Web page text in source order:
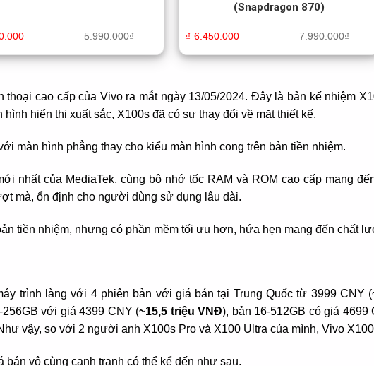
5.990.000₫
(Snapdragon 870)
7.990.000₫
6.450.000
₫
thoại cao cấp của Vivo ra mắt ngày 13/05/2024. Đây là bản kế nhiệm
hiển thị xuất sắc, X100s đã có sự thay đổi về mặt thiết kế.
màn hình phẳng thay cho kiểu màn hình cong trên bản tiền nhiệm.
nhất của MediaTek, cùng bộ nhớ tốc RAM và ROM cao cấp mang
mà, ổn định cho người dùng sử dụng lâu dài.
tiền nhiệm, nhưng có phần mềm tối ưu hơn, hứa hẹn mang đến chất
trình làng với 4 phiên bản với giá bán tại Trung Quốc từ 3999 CNY (
với giá 4399 CNY (~15,5 triệu VNĐ), bản 16-512GB có giá 4699
vậy, so với 2 người anh X100s Pro và X100 Ultra của mình, Vivo
vô cùng cạnh tranh có thể kể đến như sau.